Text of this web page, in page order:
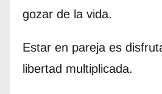
gozar de la vida.
Estar en pareja es
libertad multiplicada.